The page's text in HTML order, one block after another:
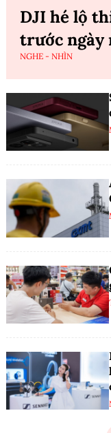
DJI hé lộ
trước ngày
NGHE - NHÌN